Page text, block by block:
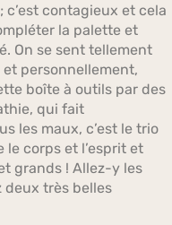
contagieux et cela
la palette et
On se sent tellement
personnellement,
boîte à outils par des
qui fait
les maux, c’est le trio
corps et l’esprit et
grands ! Allez-y les
deux très belles